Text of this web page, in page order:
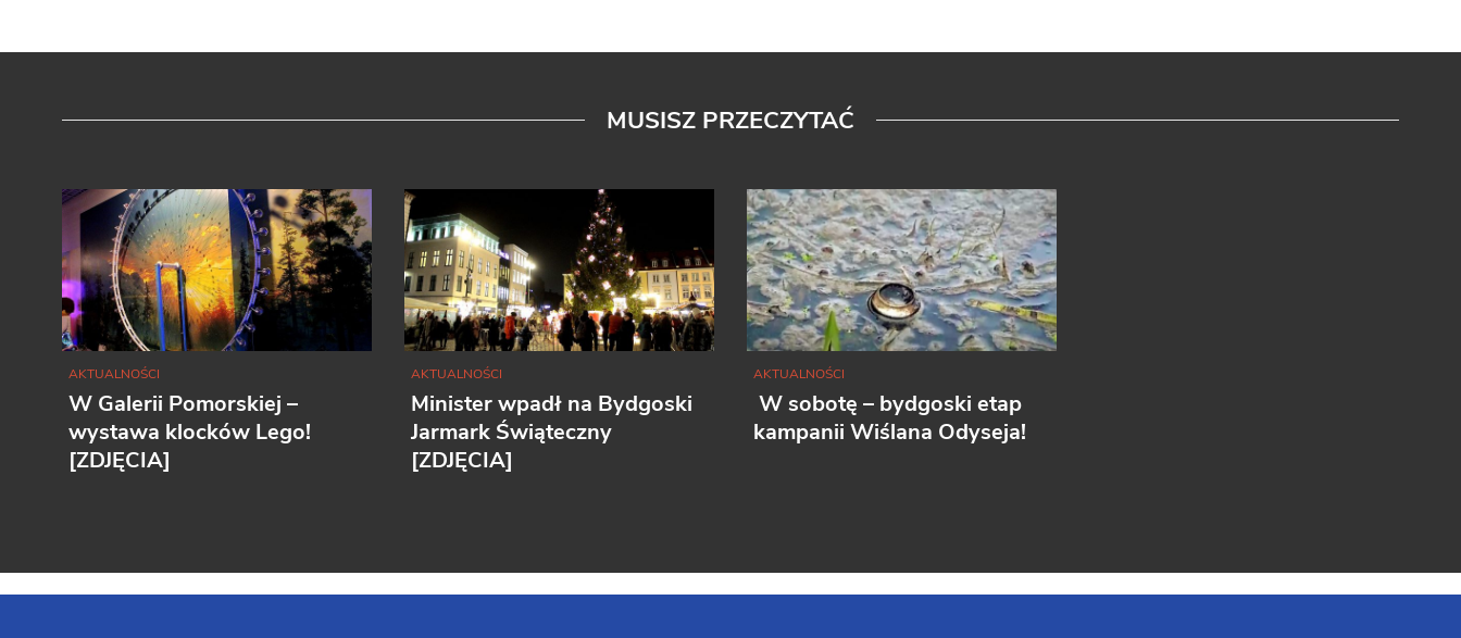
MUSISZ PRZECZYTAĆ
AKTUALNOŚCI
W Galerii Pomorskiej –
wystawa klocków Lego!
[ZDJĘCIA]
AKTUALNOŚCI
Minister wpadł na Bydgoski
Jarmark Świąteczny
[ZDJĘCIA]
AKTUALNOŚCI
W sobotę – bydgoski etap
kampanii Wiślana Odyseja!